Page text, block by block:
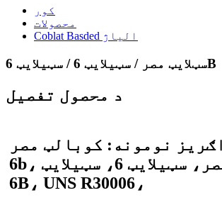
کور
محصولات
Coblat Basded الیاژ
سټلایټ مصر / سټیلایټ 6 / سټیلایټ 6B
د محصول تفصیل
نومونه: کوبالټ مصر
6b، سټیلایټ مصر، سټیلایټ 6، سټیلایټ
6B، UNS R30006،